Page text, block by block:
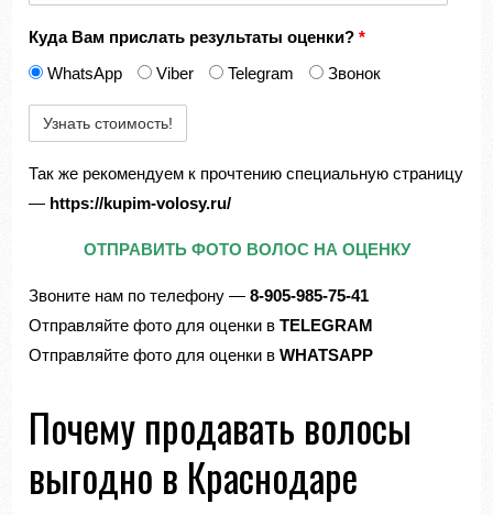
телефона
Куда Вам прислать результаты оценки?*
WhatsApp
Viber Telegram Звонок
Так же рекомендуем к прочтению специальную страницу
— https://kupim-volosy.ru/
ОТПРАВИТЬ ФОТО ВОЛОС НА ОЦЕНКУ
Звоните нам по телефону —8-905-985-75-41
Отправляйте фото для оценки вTELEGRAM
Отправляйте фото для оценки вWHATSAPP
Почему продавать волосы
выгодно в Краснодаре